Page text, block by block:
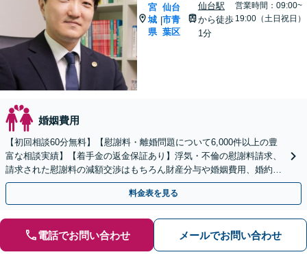
宮
城
県
|
仙台
市青
葉区
仙台駅
から徒歩
1分
営業時間：09:00~
19:00（土日祝日）
婚姻費用
【初回相談60分無料】【慰謝料・離婚問題について6,000件以上の豊
富な相談実績】【着手金の返金保証あり】浮気・不倫の慰謝料請求、
請求された慰謝料の減額交渉はもちろん財産分与や婚姻費用、婚約破
棄など様々な離婚・男女問題の解決実績が豊富です。
料金表を見る
電話でお問い合わせ メールでお問い合わせ